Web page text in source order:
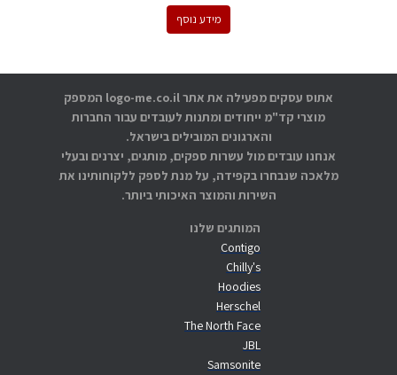
מידע נוסף
המותגים שלנו
Contigo
Chilly's
Hoodies
Herschel
The North Face
JBL
Samsonite
אתוס עסקים מפעילה את אתר logo-me.co.il המספק
מוצרי קד"מ ייחודים ומתנות לעובדים עבור החברות
והארגונים המובילים בישראל.
אנחנו עובדים מול עשרות ספקים, מותגים, יצרנים ובעלי
מלאכה שנבחרו בקפידה, על מנת לספק ללקוחותינו את
השירות והמוצר האיכותי ביותר.